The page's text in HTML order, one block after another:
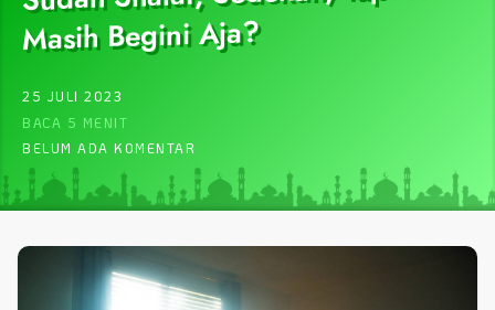
Masih Begini Aja?
25 JULI 2023
BACA 5 MENIT
BELUM ADA KOMENTAR